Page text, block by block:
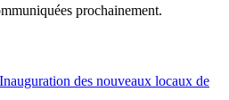
prochainement.
des nouveaux locaux de